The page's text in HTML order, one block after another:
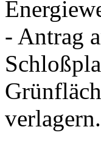
- Antrag
verlagern.